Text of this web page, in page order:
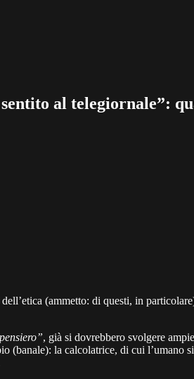
al telegiornale”:
(ammetto: di questi, in
pensiero”, già si dovrebbero svolgere
(banale): la calcolatrice, di cui